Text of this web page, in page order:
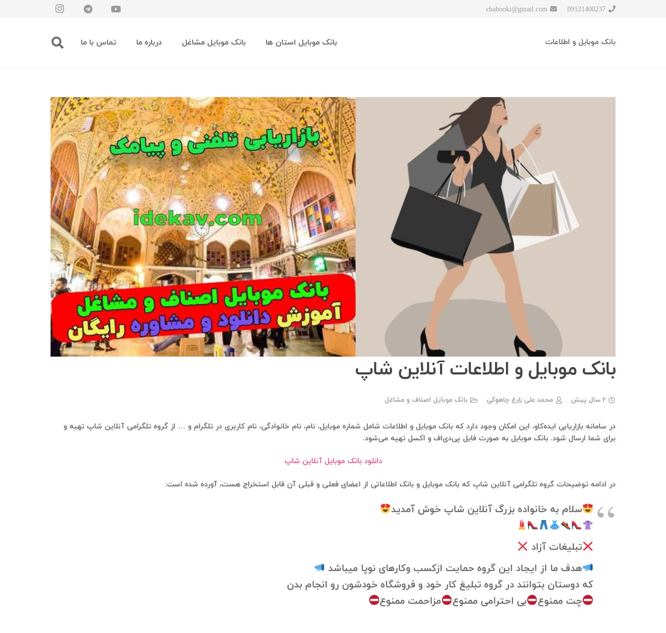
09121400237
chahooki@gmail.com
بانک موبایل و اطلاعات بانک موبایل استان ها بانک موبایل مشاغل درباره ما تماس با ما
بانک موبایل و اطلاعات آنلاین شاپ
2 سال پیش محمد علی زارع چاهوکی بانک موبایل اصناف و مشاغل
در سامانه بازاریابی ایده‌کاو، این امکان وجود دارد که بانک موبایل و اطلاعات شامل شماره موبایل، نام، نام خانوادگی، نام کاربری در تلگرام و … از گروه تلگرامی آنلاین شاپ تهیه و
برای شما ارسال شود. بانک موبایل به صورت فایل پی‌دی‌اف و اکسل تهیه می‌شود.
دانلود بانک موبایل آنلاین شاپ
در ادامه توضیحات گروه تلگرامی آنلاین شاپ که بانک موبایل و بانک اطلاعاتی از اعضای فعلی و قبلی آن قابل استخراج هست، آورده شده است:
سلام به خانواده بزرگ آنلاین شاپ خوش آمدید
تبلیغات آزاد
هدف ما از ایجاد این گروه حمایت ازکسب وکارهای نوپا میباشد
که دوستان بتوانند در گروه تبلیغ کار خود و فروشگاه خودشون رو انجام بدن
چت ممنوع
بی احترامی ممنوع مزاحمت ممنوع